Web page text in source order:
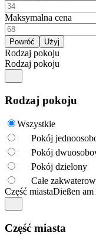
Maksymalna cena
Rodzaj pokoju
Rodzaj pokoju
Rodzaj pokoju
Wszystkie
Pokój
Pokój
Pokój dzielony
Całe
Część miastaDießen am
Część miasta